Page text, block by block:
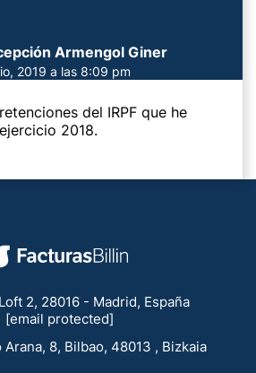
Armengol Giner
2019 a las 8:09 pm
del IRPF que he
2018.
2, 28016 - Madrid, España
[email protected]
Arana, 8, Bilbao, 48013 , Bizkaia